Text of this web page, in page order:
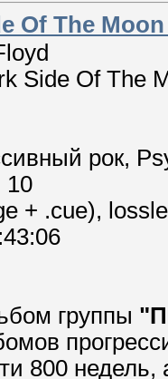
Of The
Side Of The
рок,
10
+ .cue),
группы
800 недель,